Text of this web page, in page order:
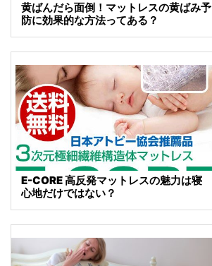
黄ばんだら面倒！マットレスの黄ばみ予
防に効果的な方法ってある？
E-CORE 高反発マットレスの魅力は寝
心地だけではない？